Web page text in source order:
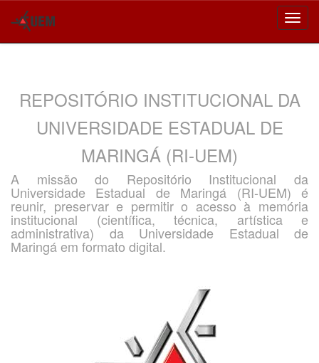
REPOSITÓRIO INSTITUCIONAL DA
UNIVERSIDADE ESTADUAL DE
MARINGÁ (RI-UEM)
A missão do Repositório Institucional da
Universidade Estadual de Maringá (RI-UEM) é
reunir, preservar e permitir o acesso à memória
institucional (científica, técnica, artística e
administrativa) da Universidade Estadual de
Maringá em formato digital.